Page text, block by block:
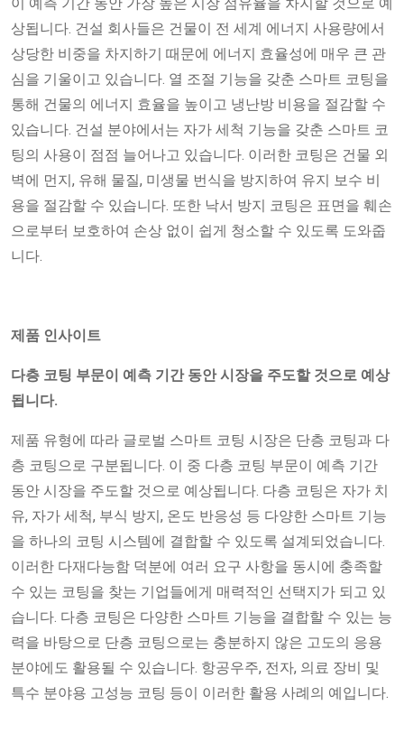
상됩니다. 건설 회사들은 건물이 전 세계 에너지 사용량에서
상당한 비중을 차지하기 때문에 에너지 효율성에 매우 큰 관
심을 기울이고 있습니다. 열 조절 기능을 갖춘 스마트 코팅을
통해 건물의 에너지 효율을 높이고 냉난방 비용을 절감할 수
있습니다. 건설 분야에서는 자가 세척 기능을 갖춘 스마트 코
팅의 사용이 점점 늘어나고 있습니다. 이러한 코팅은 건물 외
벽에 먼지, 유해 물질, 미생물 번식을 방지하여 유지 보수 비
용을 절감할 수 있습니다. 또한 낙서 방지 코팅은 표면을 훼손
으로부터 보호하여 손상 없이 쉽게 청소할 수 있도록 도와줍
니다.
제품 인사이트
다층 코팅 부문이 예측 기간 동안 시장을 주도할 것으로 예상
됩니다.
제품 유형에 따라 글로벌 스마트 코팅 시장은 단층 코팅과 다
층 코팅으로 구분됩니다. 이 중 다층 코팅 부문이 예측 기간
동안 시장을 주도할 것으로 예상됩니다. 다층 코팅은 자가 치
유, 자가 세척, 부식 방지, 온도 반응성 등 다양한 스마트 기능
을 하나의 코팅 시스템에 결합할 수 있도록 설계되었습니다.
이러한 다재다능함 덕분에 여러 요구 사항을 동시에 충족할
수 있는 코팅을 찾는 기업들에게 매력적인 선택지가 되고 있
습니다. 다층 코팅은 다양한 스마트 기능을 결합할 수 있는 능
력을 바탕으로 단층 코팅으로는 충분하지 않은 고도의 응용
분야에도 활용될 수 있습니다. 항공우주, 전자, 의료 장비 및
특수 분야용 고성능 코팅 등이 이러한 활용 사례의 예입니다.